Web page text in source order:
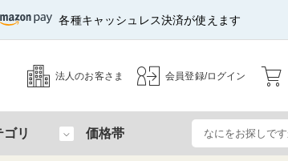
各種キャッシュレス決済が使えます
法人のお客さま 会員登録/ログイン
リ 価格帯